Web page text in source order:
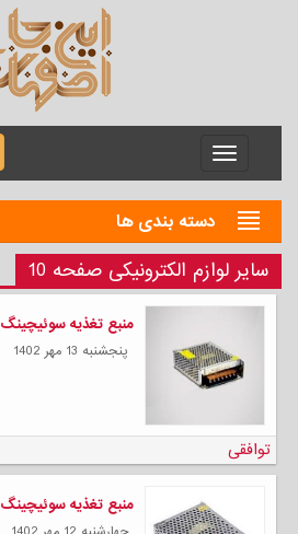
Menu
دسته بندی ها
سایر لوازم الکترونیکی صفحه 10
منبع تغذیه سوئیچینگ ۴۸ ولت ۲۰ امپر
پنجشنبه 13 مهر 1402
توافقی
منبع تغذیه سوئیچینگ ۴۸ ولت ۱۵ امپر